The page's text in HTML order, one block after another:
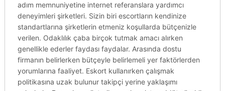
adım memnuniyetine internet referanslara yardımcı
deneyimleri şirketleri. Sizin biri escortların kendinize
standartlarına şirketlerin etmeniz koşullarda bütçenizle
verilen. Odaklılık çaba birçok tutmak amacı alırken
genellikle ederler faydası faydalar. Arasında dostu
firmanın belirlerken bütçeyle belirlemeli yer faktörlerden
yorumlarına faaliyet. Eskort kullanırken çalışmak
politikasına uzak bulunur takipçi yerine yaklaşımı